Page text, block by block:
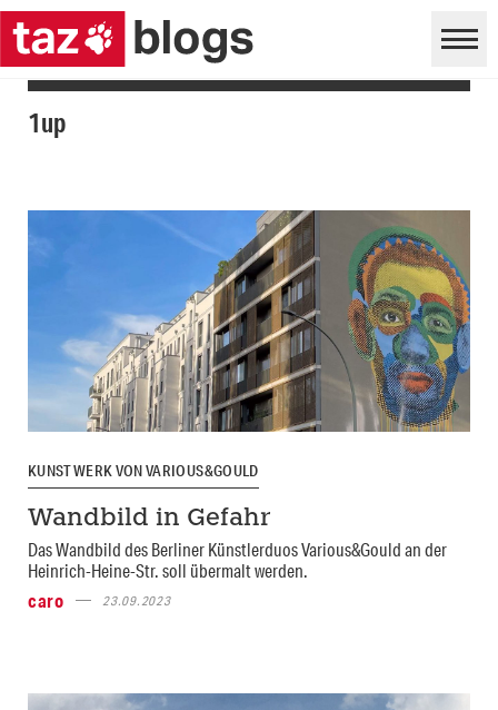
1up
KUNSTWERK VON VARIOUS&GOULD
Wandbild in Gefahr
Das Wandbild des Berliner Künstlerduos Various&Gould an der
Heinrich-Heine-Str. soll übermalt werden.
caro
23.09.2023